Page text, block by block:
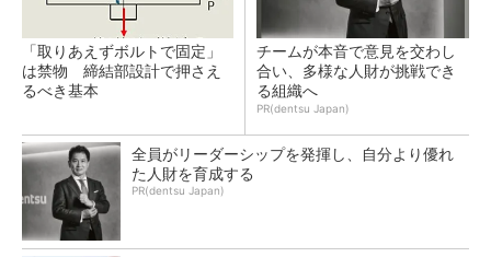
「取りあえずボルトで固定」
は禁物 締結部設計で押さえ
るべき基本
チームが本音で意見を交わし
合い、多様な人財が挑戦でき
る組織へ
PR(dentsu Japan)
全員がリーダーシップを発揮し、自分より優れ
た人財を育成する
PR(dentsu Japan)